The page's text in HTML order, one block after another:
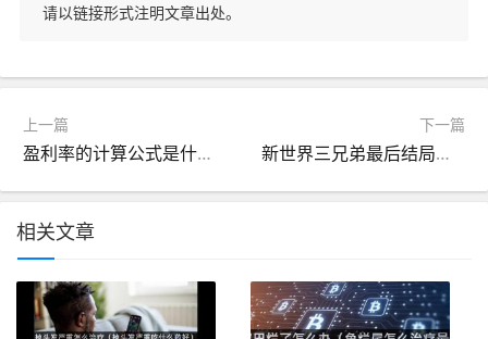
请以链接形式注明文章出处。
上一篇
盈利率的计算公式是什么（利润的三个计算公式）
下一篇
新世界三兄弟最后结局（新世界三兄弟最后结局是什么）
相关文章